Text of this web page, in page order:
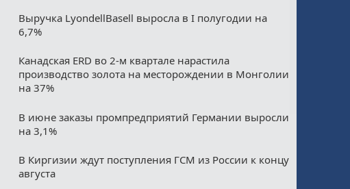
Выручка LyondellBasell выросла в I полугодии на
6,7%
Канадская ERD во 2-м квартале нарастила
производство золота на месторождении в Монголии
на 37%
В июне заказы промпредприятий Германии выросли
на 3,1%
В Киргизии ждут поступления ГСМ из России к концу
августа